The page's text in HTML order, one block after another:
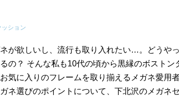
ッション
が欲しいし、流行も取り入れたい…。どうや
の？ そんな私も10代の頃から黒縁のボストン
気に入りのフレームを取り揃えるメガネ愛用
ネ選びのポイントについて、下北沢のメガネ